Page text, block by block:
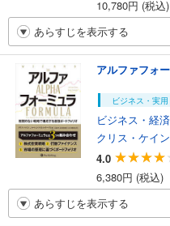
10,780円 (税込)
あらすじを表示する
アルファフォ
ビジネス・実用
ビジネス・経済
クリス・ケイン
4.0
6,380円 (税込)
あらすじを表示する